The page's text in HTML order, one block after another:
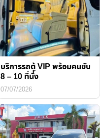
บริการรถตู้ VIP พร้อมคนขับ
8 – 10 ที่นั่ง
07/07/2026